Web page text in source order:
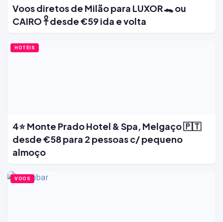
Voos diretos de Milão para LUXOR 🐊 ou
CAIRO 𓋹 desde €59 ida e volta
HOTÉIS
4⭐ Monte Prado Hotel & Spa, Melgaço 🇵🇹
desde €58 para 2 pessoas c/ pequeno
almoço
VOOS